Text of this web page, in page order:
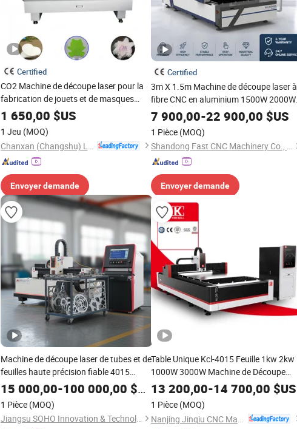
Certified
CO2 Machine de découpe laser pour la
fabrication de jouets et de masques
faciaux
1 650,00 $US
1 Jeu (MOQ)
Envoyer demande
Certified
3m X 1.5m Machine de découpe laser à
fibre CNC en aluminium 1500W 2000W
3000W 6000W 12000W Découpeur laser
à fibre pour acier au carbone, acier
inoxydable, aluminium, cuivre
7 900,00-22 900,00 $US
1 Pièce (MOQ)
Shandong Fast CNC Machinery Co., Ltd
Envoyer demande
Machine de découpe laser de tubes et de
feuilles haute précision fiable 4015
12000W pour un travail efficace
15 000,00-100 000,00 $US
1 Pièce (MOQ)
Jiangsu SOHO Innovation & Technology Group Kasin Industry & Trade Co., Ltd.
Table Unique Kcl-4015 Feuille 1kw 2kw
1000W 3000W Machine de Découpe
Laser à Fibre pour Métal CNC Max /
Acier Inoxydable Ipg Fer Aluminium
Cuivre/Acier Inoxydable/Acier Doux
Plaque
13 200,00-14 700,00 $US
1 Pièce (MOQ)